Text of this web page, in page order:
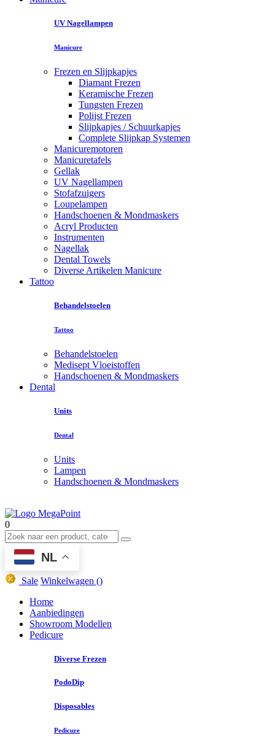
UV Nagellampen
Manicure
Frezen en Slijpkapjes
Diamant Frezen
Keramische Frezen
Tungsten Frezen
Polijst Frezen
Slijpkapjes / Schuurkapjes
Complete Slijpkap Systemen
Manicuremotoren
Manicuretafels
Gellak
UV Nagellampen
Stofafzuigers
Loupelampen
Handschoenen & Mondmaskers
Acryl Producten
Instrumenten
Nagellak
Dental Towels
Diverse Artikelen Manicure
Tattoo
Behandelstoelen
Tattoo
Behandelstoelen
Medisept Vloeistoffen
Handschoenen & Mondmaskers
Dental
Units
Dental
Units
Lampen
Handschoenen & Mondmaskers
0
NL
Sale Winkelwagen ()
Home
Aanbiedingen
Showroom Modellen
Pedicure
Diverse Frezen
PodoDip
Disposables
Pedicure